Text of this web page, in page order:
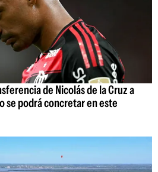
de Nicolás de la Cruz a
se podrá concretar en este